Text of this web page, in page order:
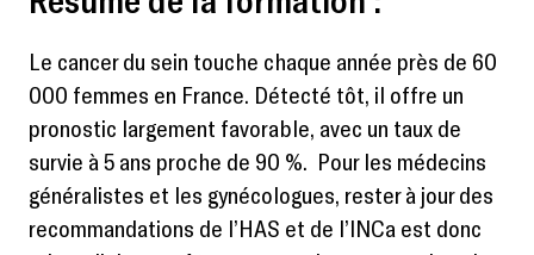
Le cancer du sein touche chaque année près de 60
000 femmes en France. Détecté tôt, il offre un
pronostic largement favorable, avec un taux de
survie à 5 ans proche de 90 %. Pour les médecins
généralistes et les gynécologues, rester à jour des
recommandations de l’HAS et de l’INCa est donc